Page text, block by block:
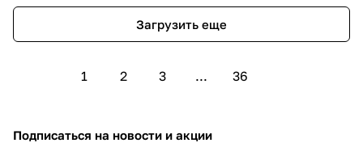
Загрузить еще
1 2 3 ... 36
Подписаться на новости и акции